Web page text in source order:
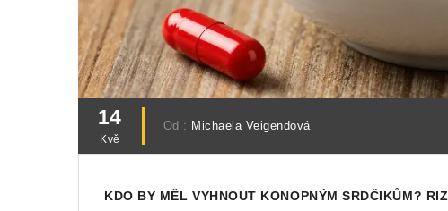
14
Kvě
Od : Michaela Veigendová
KDO BY MĚL VYHNOUT KONOPNÝM SRDČIKŮM?